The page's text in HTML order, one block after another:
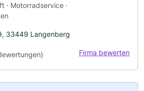
· Motorradservice ·
33449 Langenberg
Firma bewerten